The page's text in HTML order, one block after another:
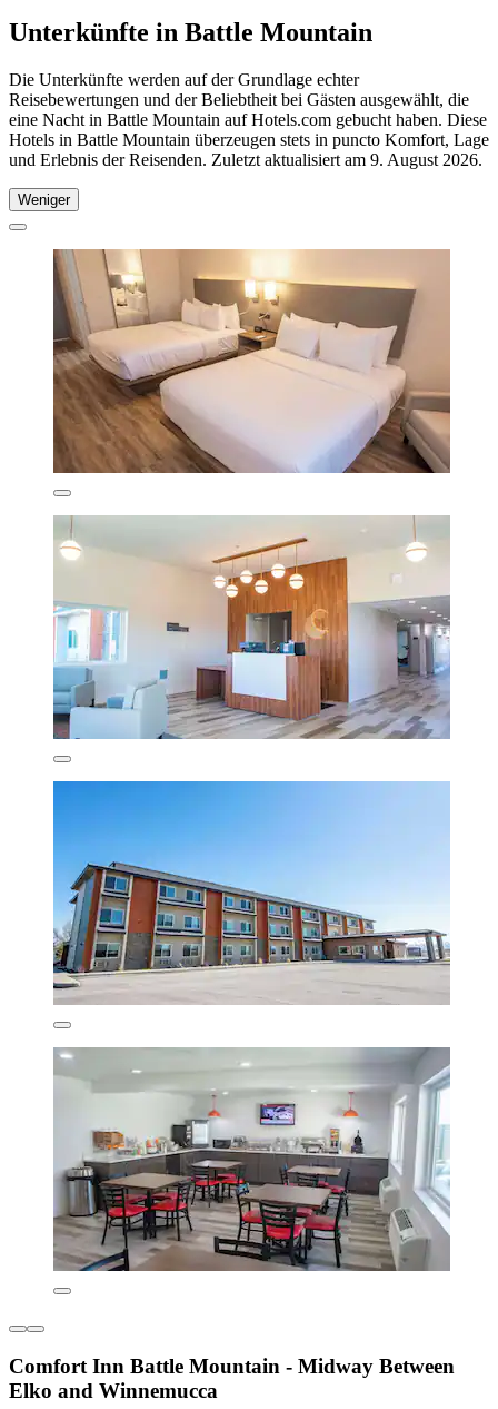
Unterkünfte in Battle Mountain
Die Unterkünfte werden auf der Grundlage echter
Reisebewertungen und der Beliebtheit bei Gästen ausgewählt, die
eine Nacht in Battle Mountain auf Hotels.com gebucht haben. Diese
Hotels in Battle Mountain überzeugen stets in puncto Komfort, Lage
und Erlebnis der Reisenden. Zuletzt aktualisiert am 9. August 2026.
Weniger
Comfort Inn Battle Mountain - Midway Between
Elko and Winnemucca